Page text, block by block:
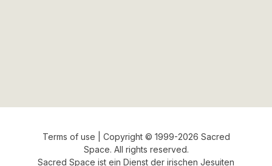
Terms of use | Copyright © 1999-2026 Sacred
Space. All rights reserved.
Sacred Space ist ein Dienst der irischen Jesuiten